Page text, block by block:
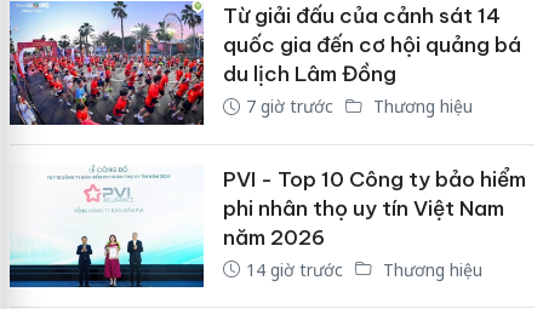
Từ giải đấu của cảnh sát 14
quốc gia đến cơ hội quảng bá
du lịch Lâm Đồng
7 giờ trước Thương hiệu
PVI - Top 10 Công ty bảo hiểm
phi nhân thọ uy tín Việt Nam
năm 2026
14 giờ trước Thương hiệu